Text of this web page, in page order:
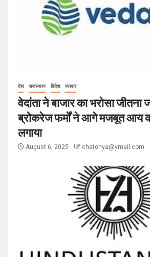
देश राजस्थान विदेश व्यापार
वेदांता ने बाजार का भरोसा जीतना
ब्रोकरेज फर्मों ने आगे मजबूत आय
लगाया
August 6, 2025 chatenya@ymail.com